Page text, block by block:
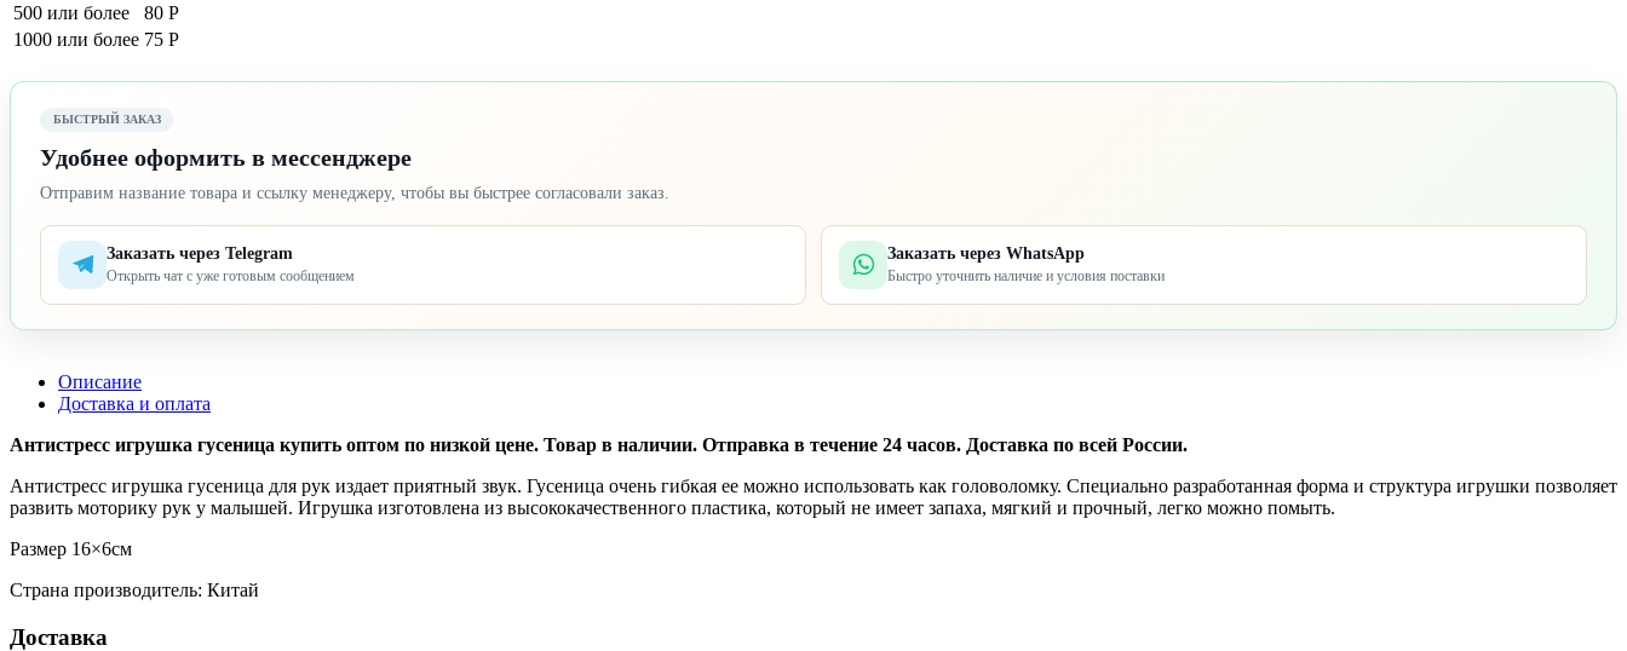
500 или более
80 Р
1000 или более 75 Р
БЫСТРЫЙ ЗАКАЗ
Удобнее оформить в мессенджере
Отправим название товара и ссылку менеджеру, чтобы вы быстрее согласовали заказ.
Заказать через Telegram
Открыть чат с уже готовым сообщением
Заказать через WhatsApp
Быстро уточнить наличие и условия поставки
Описание
Доставка и оплата
Антистресс игрушка гусеница купить оптом по низкой цене. Товар в наличии. Отправка в течение 24 часов. Доставка по всей России.
Антистресс игрушка гусеница для рук издает приятный звук. Гусеница очень гибкая ее можно использовать как головоломку. Специально разработанная форма и структура игрушки позволяет
развить моторику рук у малышей. Игрушка изготовлена из высококачественного пластика, который не имеет запаха, мягкий и прочный, легко можно помыть.
Размер 16×6см
Страна производитель: Китай
Доставка